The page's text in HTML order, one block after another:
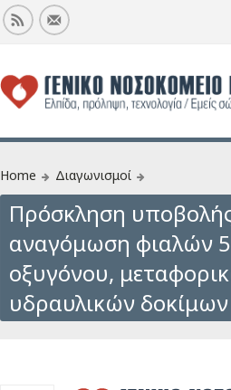
Home Διαγωνισμοί
Πρόσκληση
αναγόμωση φιαλών 5
οξυγόνου,
υδραυλικών δοκίμων